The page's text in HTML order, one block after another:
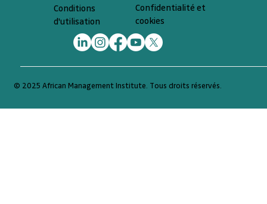
© 2025 African Management Institute. Tous droits réservés.
Conditions
d'utilisation
Confidentialité et
cookies